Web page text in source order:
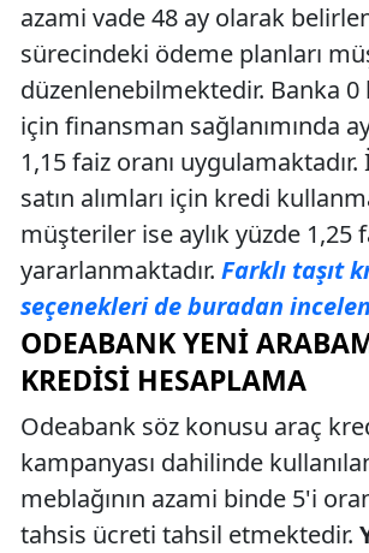
azami vade 48 ay olarak
sürecindeki ödeme planları
düzenlenebilmektedir. Banka
için finansman sağlanımında
1,15 faiz oranı
satın alımları için kredi
müşteriler ise aylık yüzde 1,25
yararlanmaktadır. Farklı taşıt
seçenekleri de buradan
ODEABANK YENI
KREDISI HESAPLAMA
Odeabank söz konusu araç
kampanyası dahilinde
meblağının azami binde 5'i
tahsis ücreti tahsil etmektedir.